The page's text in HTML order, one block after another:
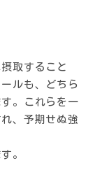
取すること
ルも、どちら
。これらを一
、予期せぬ強
。